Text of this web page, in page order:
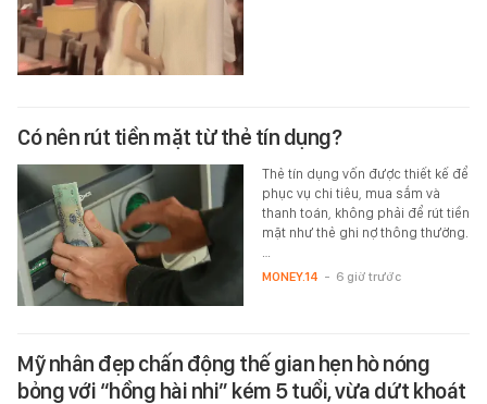
Có nên rút tiền mặt từ thẻ tín dụng?
Thẻ tín dụng vốn được thiết kế để
phục vụ chi tiêu, mua sắm và
thanh toán, không phải để rút tiền
mặt như thẻ ghi nợ thông thường.
…
MONEY.14 - 6 giờ trước
Mỹ nhân đẹp chấn động thế gian hẹn hò nóng
bỏng với “hồng hài nhi” kém 5 tuổi, vừa dứt khoát